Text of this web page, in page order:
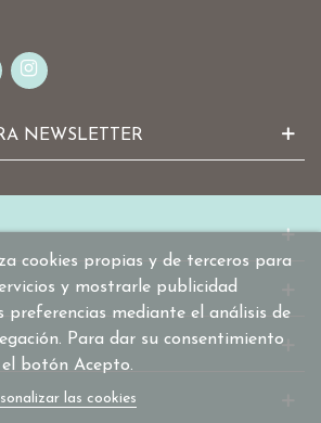
NEWSLETTER
cookies propias y de terceros para
y mostrarle publicidad
preferencias mediante el análisis de
Para dar su consentimiento
botón Acepto.
las cookies